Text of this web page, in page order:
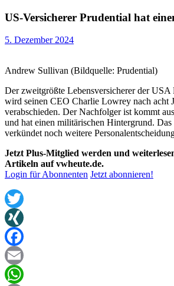
US-Versicherer Prudential hat
5. Dezember 2024
Andrew Sullivan (Bildquelle: Prudential)
Der zweitgrößte Lebensversicherer der USA
wird seinen CEO Charlie Lowrey nach acht
verabschieden. Der Nachfolger ist kommt
und hat einen militärischen Hintergrund. Das
verkündet noch weitere
Jetzt Plus-Mitglied werden und
Artikeln auf vwheute.de.
Login für Abonnenten Jetzt abonnieren!
Twitter
XING
Facebook
Email